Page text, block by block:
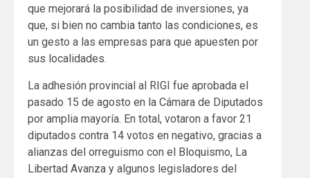
que mejorará la posibilidad de inversiones, ya
que, si bien no cambia tanto las condiciones, es
un gesto a las empresas para que apuesten por
sus localidades.
La adhesión provincial al RIGI fue aprobada el
pasado 15 de agosto en la Cámara de Diputados
por amplia mayoría. En total, votaron a favor 21
diputados contra 14 votos en negativo, gracias a
alianzas del orreguismo con el Bloquismo, La
Libertad Avanza y algunos legisladores del